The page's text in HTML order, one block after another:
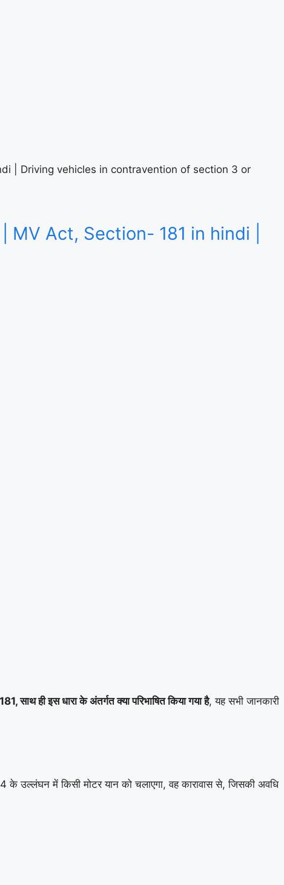
hindi | Driving vehicles in contravention of section 3 or
| MV Act, Section- 181 in hindi |
साथ ही इस धारा के अंतर्गत क्या परिभाषित किया गया है, यह सभी जानकारी
के उल्लंघन में किसी मोटर यान को चलाएगा, वह कारावास से, जिसकी अवधि